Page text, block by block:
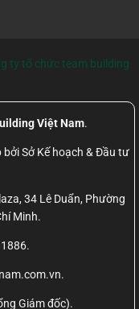
ty tổ chức team building
Việt Nam.
Sở Kế hoạch & Đầu tư
34 Lê Duẩn, Phường
Minh.
Giám đốc).